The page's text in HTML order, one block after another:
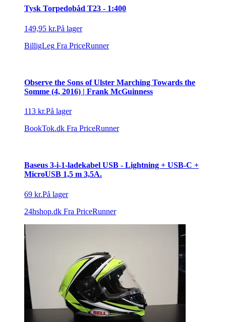
Timberland TB00036-H Polarized 26R 60 Solbriller
Mænd Krystalklar - Clear - 60mm
530 kr.På lager
SmartBuyGlasses Fra PriceRunner
Tysk Torpedobåd T23 - 1:400